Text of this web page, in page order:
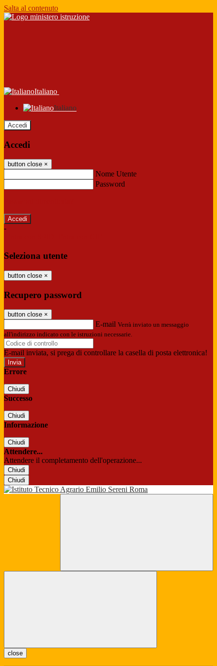
Salta al contenuto
Italiano
Italiano
Accedi
Accedi
button close ×
Nome Utente
Password
-
Seleziona utente
button close ×
Recupero password
button close ×
E-mail Verrà inviato un messaggio
all'indirizzo indicato con le istruzioni necessarie.
E-mail inviata, si prega di controllare la casella di posta elettronica!
Errore
Chiudi
Successo
Chiudi
Informazione
Chiudi
Attendere...
Attendere il completamento dell'operazione...
Chiudi
Chiudi
close